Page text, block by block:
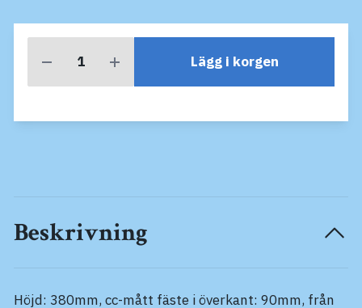
Lägg i korgen
Beskrivning
Höjd: 380mm, cc-mått fäste i överkant: 90mm, från